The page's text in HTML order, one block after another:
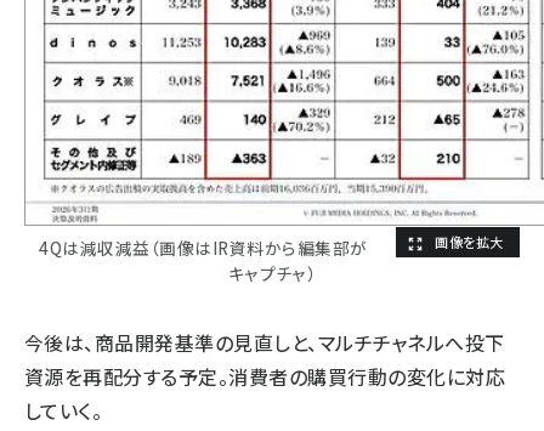
4Qは減収減益（画像はIR資料から編集部が
キャプチャ）
今後は、商品開発基準の見直しと、マルチチャネルへ投下
資源を再配分する予定。消費者の購買行動の変化に対応
していく。